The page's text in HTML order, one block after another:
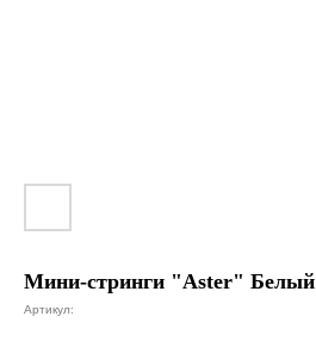
Мини-стринги "Aster" Белый
Артикул: